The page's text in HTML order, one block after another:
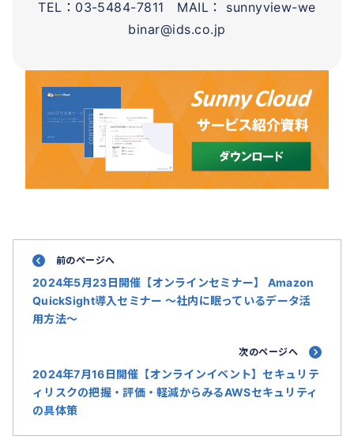
TEL：03-5484-7811 MAIL： sunnyview-we
binar@ids.co.jp
前のページへ
2024年5月23日開催【オンラインセミナー】 Amazon
QuickSight導入セミナー ～社内に眠っているデータ活
用方法～
次のページへ
2024年7月16日開催【オンラインイベント】セキュリテ
ィリスクの把握・評価・軽減からみるAWSセキュリティ
の具体策